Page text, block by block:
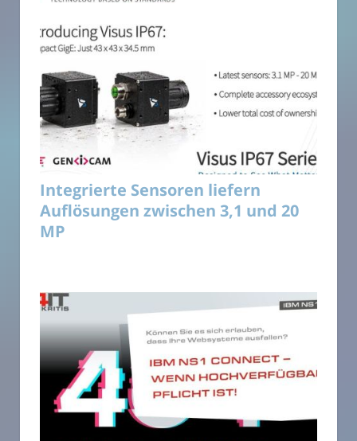
Integrierte Sensoren liefern
Auflösungen zwischen 3,1 und 20
MP